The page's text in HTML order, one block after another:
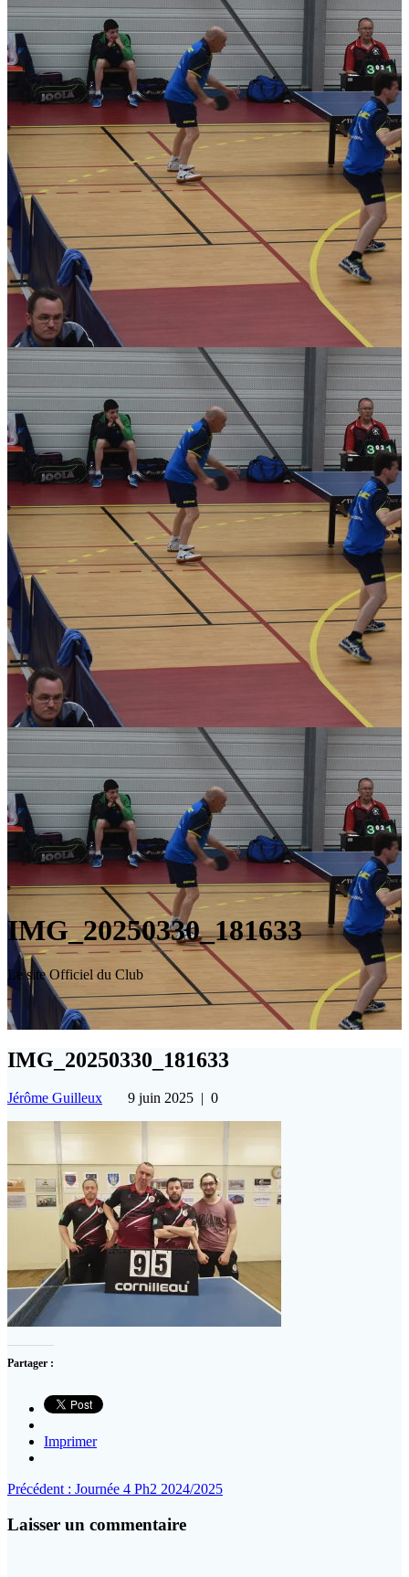
IMG_20250330_181633
Le site Officiel du Club
IMG_20250330_181633
Jérôme Guilleux 9 juin 2025 | 0
Partager :
Imprimer
Navigation
de
Précédent : Article
:
Journée 4 Ph2 2024/2025
Laisser un commentaire